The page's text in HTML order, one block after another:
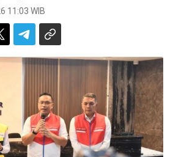
11:03 WIB